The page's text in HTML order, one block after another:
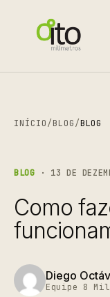
INÍCIO/BLOG/BLOG
BLOG · 13 DE
Como
Diego
Equipe 8